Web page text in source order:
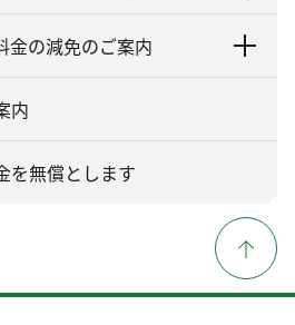
金の減免のご案内
内
を無償とします